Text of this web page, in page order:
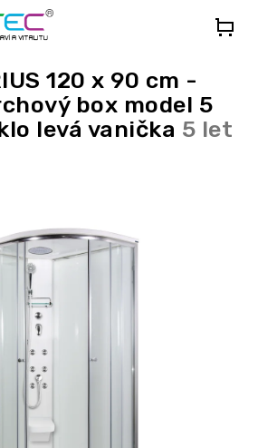
120 x 90 cm -
box model 5
levá vanička 5 let